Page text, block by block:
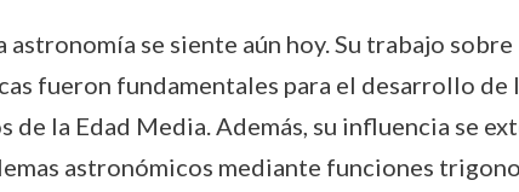
astronomía se siente aún hoy. Su trabajo
fueron fundamentales para el desarrollo de
la Edad Media. Además, su influencia se
astronómicos mediante funciones